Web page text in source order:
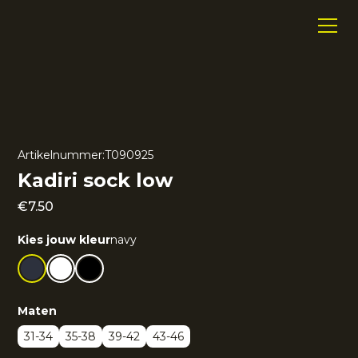
Artikelnummer:T090925
Kadiri sock low
€7.50
Kies jouw kleurnavy
Maten
31-34
35-38 39-42 43-46